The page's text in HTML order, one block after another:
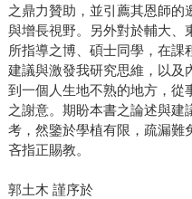
之鼎力贊助，並引薦其恩師的
與增長視野。另外對於輔大、
所指導之博、碩士同學，在課
建議與激發我研究思維，以及
到一個人生地不熟的地方，從
之謝意。期盼本書之論述與建
考，然鑒於學植有限，疏漏難
吝指正賜教。
郭土木 謹序於